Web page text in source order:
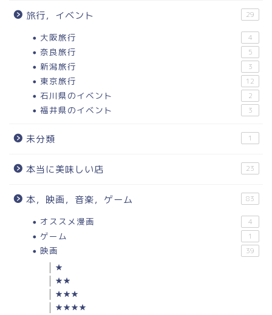
旅行，イベント 29
大阪旅行 4
奈良旅行 5
新潟旅行 3
東京旅行 12
石川県のイベント 2
福井県のイベント 3
未分類 1
本当に美味しい店 23
本，映画，音楽，ゲーム 83
オススメ漫画 4
ゲーム 1
映画 39
★
★★
★★★
★★★★